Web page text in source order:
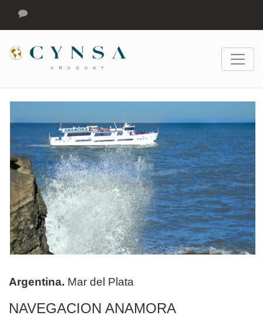
Argentina. Mar del Plata
NAVEGACION ANAMORA